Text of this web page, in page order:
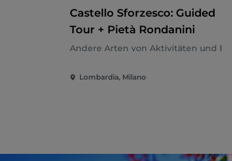
Castello Sforzesco: Guided
Tour + Pietà Rondanini
Andere Arten von Aktivitäten und
Lombardia, Milano